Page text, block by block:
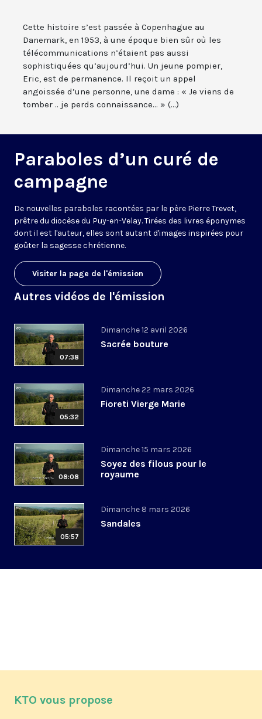
Cette histoire s’est passée à Copenhague au
Danemark, en 1953, à une époque bien sûr où les
télécommunications n’étaient pas aussi
sophistiquées qu’aujourd’hui. Un jeune pompier,
Eric, est de permanence. Il reçoit un appel
angoissée d’une personne, une dame : « Je viens de
tomber .. je perds connaissance... » (...)
Paraboles d’un curé de
campagne
De nouvelles paraboles racontées par le père Pierre Trevet,
prêtre du diocèse du Puy-en-Velay. Tirées des livres éponymes
dont il est l'auteur, elles sont autant d'images inspirées pour
goûter la sagesse chrétienne.
Visiter la page de l'émission
Autres vidéos de l'émission
07:38
Dimanche 12 avril 2026
Sacrée bouture
05:32
Dimanche 22 mars 2026
Fioreti Vierge Marie
08:08
Dimanche 15 mars 2026
Soyez des filous pour le
royaume
05:57
Dimanche 8 mars 2026
Sandales
KTO vous propose